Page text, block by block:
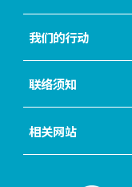
我们的行动
联络须知
相关网站